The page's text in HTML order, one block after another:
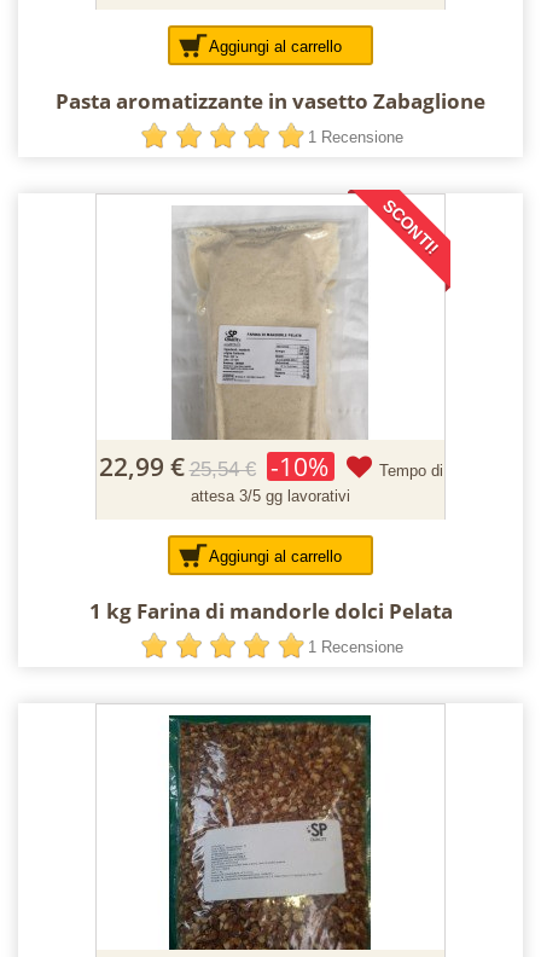
Aggiungi al carrello
Pasta aromatizzante in vasetto Zabaglione
1 Recensione
22,99 € 25,54 € -10%
Tempo di
attesa 3/5 gg lavorativi
SCONTI!
Aggiungi al carrello
1 kg Farina di mandorle dolci Pelata
1 Recensione